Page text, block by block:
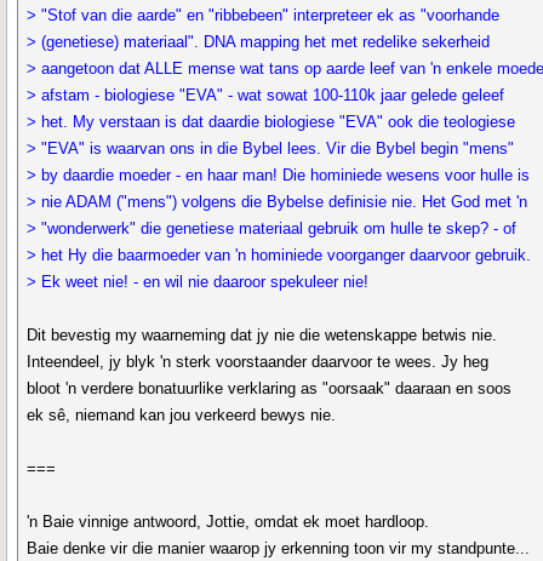
> "Stof van die aarde" en "ribbebeen" interpreteer ek as "voorhande
> (genetiese) materiaal". DNA mapping het met redelike sekerheid
> aangetoon dat ALLE mense wat tans op aarde leef van 'n enkele
> afstam - biologiese "EVA" - wat sowat 100-110k jaar gelede geleef
> het. My verstaan is dat daardie biologiese "EVA" ook die teologiese
> "EVA" is waarvan ons in die Bybel lees. Vir die Bybel begin "mens"
> by daardie moeder - en haar man! Die hominiede wesens voor hulle is
> nie ADAM ("mens") volgens die Bybelse definisie nie. Het God met 'n
> "wonderwerk" die genetiese materiaal gebruik om hulle te skep? - of
> het Hy die baarmoeder van 'n hominiede voorganger daarvoor gebruik.
> Ek weet nie! - en wil nie daaroor spekuleer nie!
Dit bevestig my waarneming dat jy nie die wetenskappe betwis nie.
Inteendeel, jy blyk 'n sterk voorstaander daarvoor te wees. Jy heg
bloot 'n verdere bonatuurlike verklaring as "oorsaak" daaraan en soos
ek sê, niemand kan jou verkeerd bewys nie.
===
'n Baie vinnige antwoord, Jottie, omdat ek moet hardloop.
Baie denke vir die manier waarop jy erkenning toon vir my standpunte...